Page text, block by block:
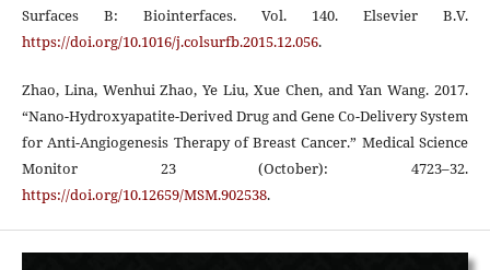
Surfaces B: Biointerfaces. Vol. 140. Elsevier B.V.
https://doi.org/10.1016/j.colsurfb.2015.12.056.
Zhao, Lina, Wenhui Zhao, Ye Liu, Xue Chen, and Yan Wang. 2017.
“Nano-Hydroxyapatite-Derived Drug and Gene Co-Delivery System
for Anti-Angiogenesis Therapy of Breast Cancer.” Medical Science
Monitor 23 (October): 4723–32.
https://doi.org/10.12659/MSM.902538.